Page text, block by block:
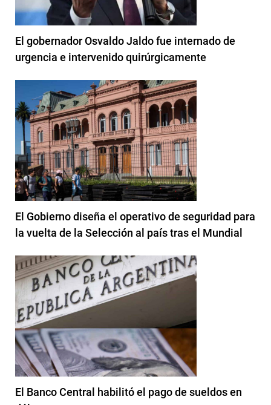
El gobernador Osvaldo Jaldo fue internado de
urgencia e intervenido quirúrgicamente
El Gobierno diseña el operativo de seguridad para
la vuelta de la Selección al país tras el Mundial
El Banco Central habilitó el pago de sueldos en